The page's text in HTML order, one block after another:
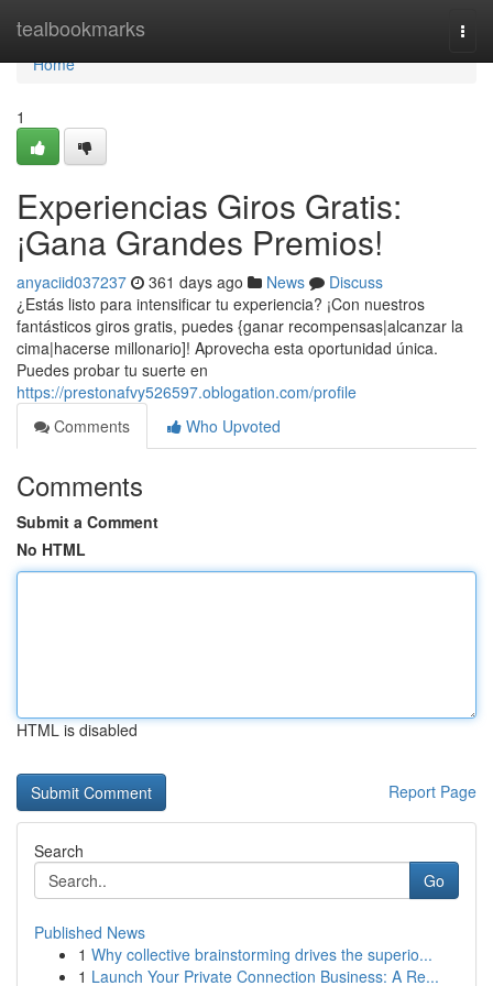
tealbookmarks
Home
Home
1
Experiencias Giros Gratis:
¡Gana Grandes Premios!
anyaciid037237 361 days ago News
Discuss
¿Estás listo para intensificar tu experiencia? ¡Con nuestros
fantásticos giros gratis, puedes {ganar recompensas|alcanzar la
cima|hacerse millonario]! Aprovecha esta oportunidad única.
Puedes probar tu suerte en
https://prestonafvy526597.oblogation.com/profile
Comments
Who Upvoted
Comments
Submit a Comment
No HTML
HTML is disabled
Report Page
Search
Go
Published News
1 Why collective brainstorming drives the superio...
1 Launch Your Private Connection Business: A Re...